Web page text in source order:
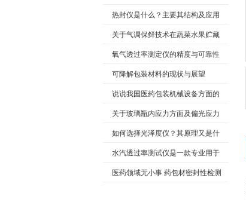
热封仪是什么？主要其结构及应用
用途方面有哪些？
关于气调保鲜技术在蔬菜水果贮藏
保鲜上的应用
氧气透过率测定仪的精度与可靠性
分析可降解包装材料的现状与展望
说说我国医药包装机械设备方面的
概况关于玻璃瓶内应力方面及偏光应力
仪测试原理
如何选择光泽度仪？其原理又是什
么？水汽透过率测试仪是一款专业用于
薄膜试样的水蒸气透过率测试系统
医药领域无小事 药包材密封性检测